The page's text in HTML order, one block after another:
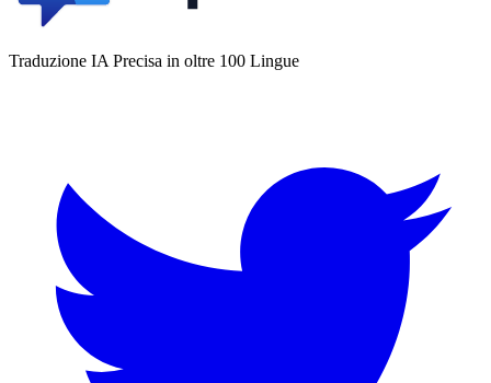
Traduzione IA Precisa in oltre 100 Lingue